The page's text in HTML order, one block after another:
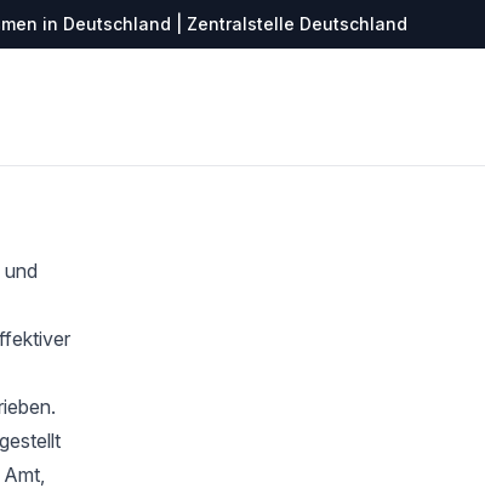
in Deutschland | Zentralstelle Deutschland